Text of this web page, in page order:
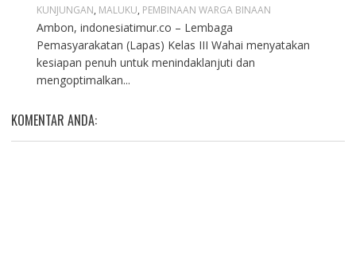
KUNJUNGAN, MALUKU, PEMBINAAN WARGA BINAAN
Ambon, indonesiatimur.co – Lembaga
Pemasyarakatan (Lapas) Kelas III Wahai menyatakan
kesiapan penuh untuk menindaklanjuti dan
mengoptimalkan...
KOMENTAR ANDA: